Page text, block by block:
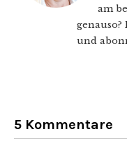
am
und
5 Kommentare